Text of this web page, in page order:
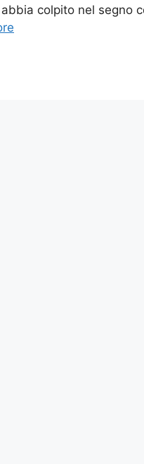
colpito nel segno